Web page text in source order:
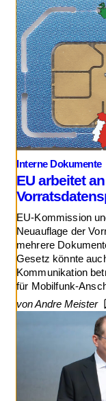
Interne Dokumente
EU arbeitet
EU-Kommission
Neuauflage der
mehrere
Gesetz könnte
Kommunikation
für Mobilfunk-
von Andre Meister